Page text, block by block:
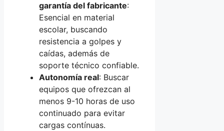
garantía del fabricante:
Esencial en material
escolar, buscando
resistencia a golpes y
caídas, además de
soporte técnico confiable.
Autonomía real: Buscar
equipos que ofrezcan al
menos 9-10 horas de uso
continuado para evitar
cargas contínuas.